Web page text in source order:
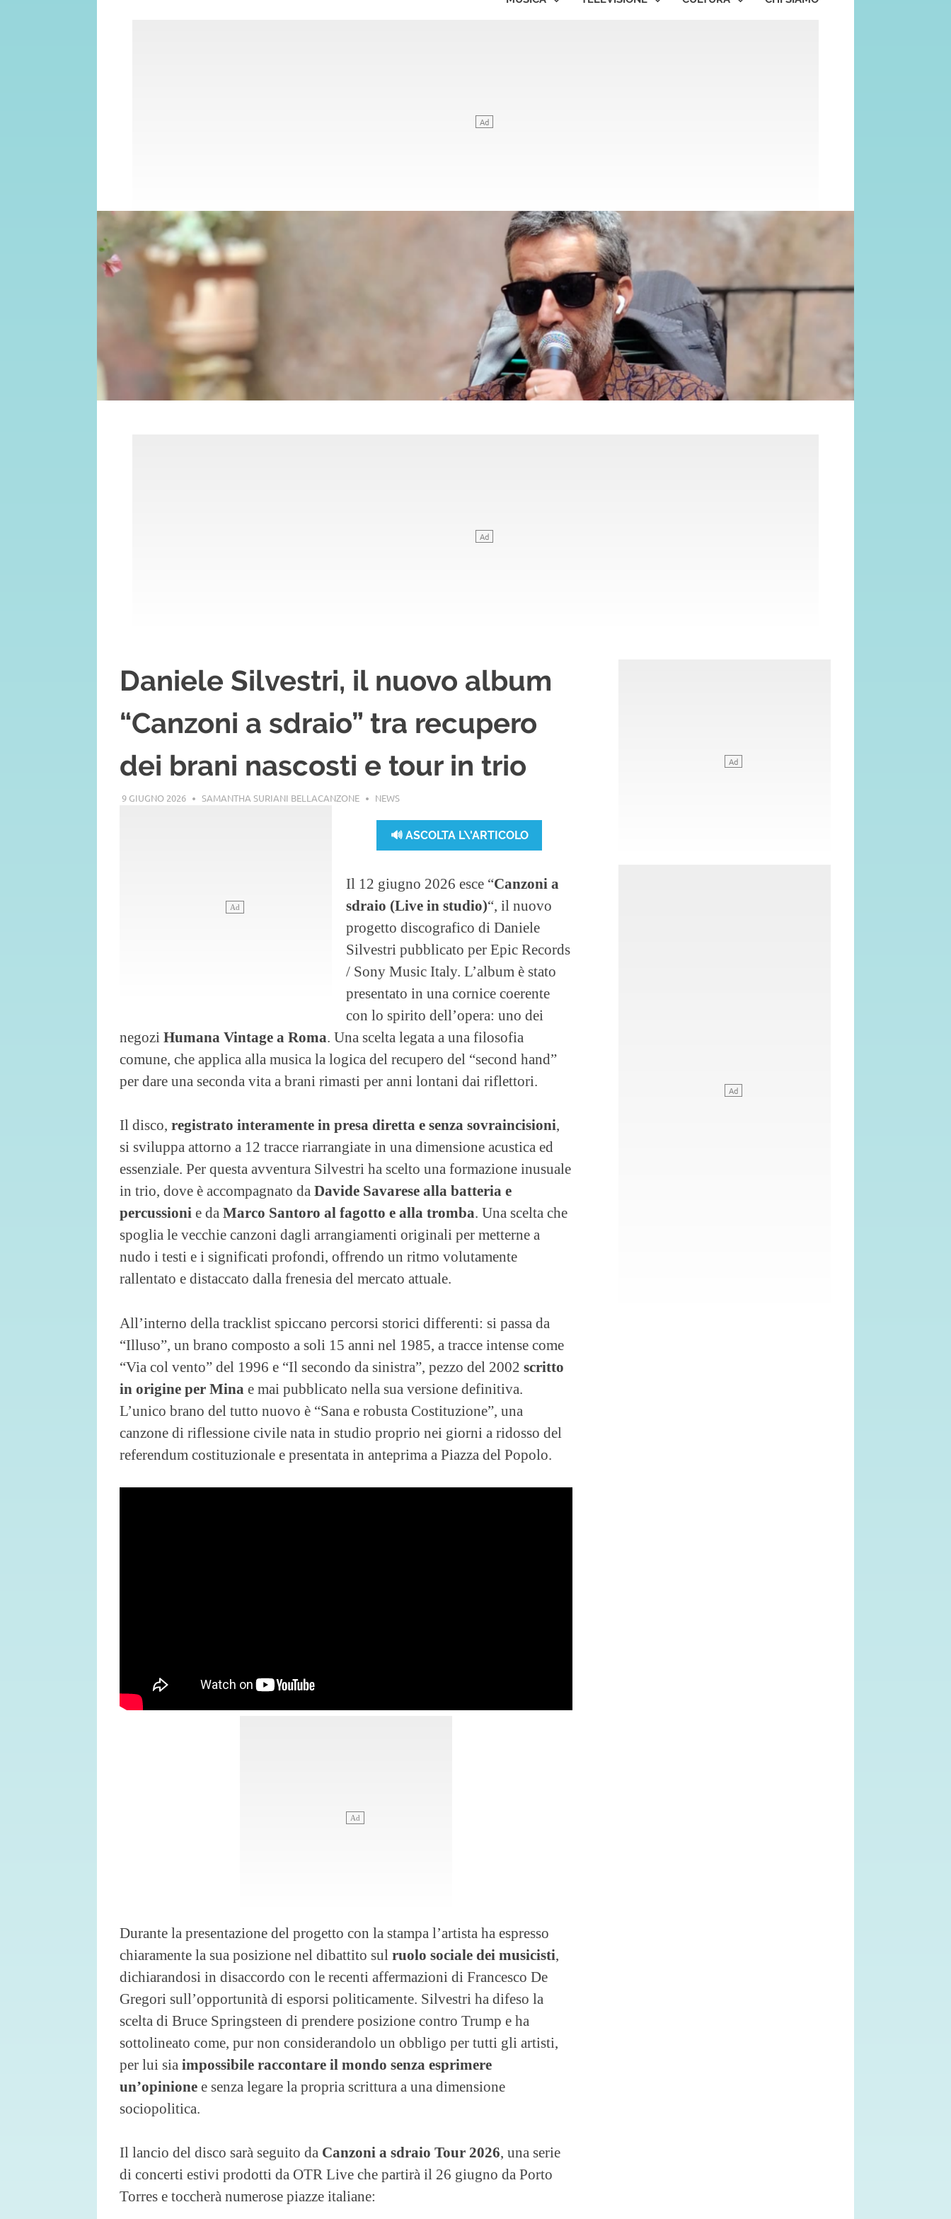
Daniele Silvestri, il nuovo album
“Canzoni a sdraio” tra recupero
dei brani nascosti e tour in trio
9 GIUGNO 2026 SAMANTHA SURIANI BELLACANZONE NEWS
🔊 ASCOLTA L\'ARTICOLO
Il 12 giugno 2026 esce “Canzoni a
sdraio (Live in studio)“, il nuovo
progetto discografico di Daniele
Silvestri pubblicato per Epic Records
/ Sony Music Italy. L’album è stato
presentato in una cornice coerente
con lo spirito dell’opera: uno dei
negozi Humana Vintage a Roma. Una scelta legata a una filosofia
comune, che applica alla musica la logica del recupero del “second hand”
per dare una seconda vita a brani rimasti per anni lontani dai riflettori.
Il disco, registrato interamente in presa diretta e senza sovraincisioni,
si sviluppa attorno a 12 tracce riarrangiate in una dimensione acustica ed
essenziale. Per questa avventura Silvestri ha scelto una formazione inusuale
in trio, dove è accompagnato da Davide Savarese alla batteria e
percussioni e da Marco Santoro al fagotto e alla tromba. Una scelta che
spoglia le vecchie canzoni dagli arrangiamenti originali per metterne a
nudo i testi e i significati profondi, offrendo un ritmo volutamente
rallentato e distaccato dalla frenesia del mercato attuale.
All’interno della tracklist spiccano percorsi storici differenti: si passa da
“Illuso”, un brano composto a soli 15 anni nel 1985, a tracce intense come
“Via col vento” del 1996 e “Il secondo da sinistra”, pezzo del 2002 scritto
in origine per Mina e mai pubblicato nella sua versione definitiva.
L’unico brano del tutto nuovo è “Sana e robusta Costituzione”, una
canzone di riflessione civile nata in studio proprio nei giorni a ridosso del
referendum costituzionale e presentata in anteprima a Piazza del Popolo.
Durante la presentazione del progetto con la stampa l’artista ha espresso
chiaramente la sua posizione nel dibattito sul ruolo sociale dei musicisti,
dichiarandosi in disaccordo con le recenti affermazioni di Francesco De
Gregori sull’opportunità di esporsi politicamente. Silvestri ha difeso la
scelta di Bruce Springsteen di prendere posizione contro Trump e ha
sottolineato come, pur non considerandolo un obbligo per tutti gli artisti,
per lui sia impossibile raccontare il mondo senza esprimere
un’opinione e senza legare la propria scrittura a una dimensione
sociopolitica.
Il lancio del disco sarà seguito da Canzoni a sdraio Tour 2026, una serie
di concerti estivi prodotti da OTR Live che partirà il 26 giugno da Porto
Torres e toccherà numerose piazze italiane: